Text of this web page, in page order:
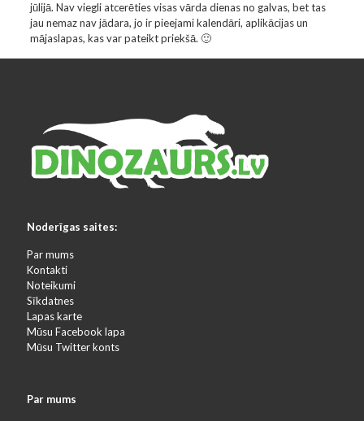
jūlijā. Nav viegli atcerēties visas vārda dienas no galvas, bet tas
jau nemaz nav jādara, jo ir pieejami kalendāri, aplikācijas un
mājaslapas, kas var pateikt priekšā. 🙂
Noderīgas saites:
Par mums
Kontakti
Noteikumi
Sīkdatnes
Lapas karte
Mūsu Facebook lapa
Mūsu Twitter konts
Par mums